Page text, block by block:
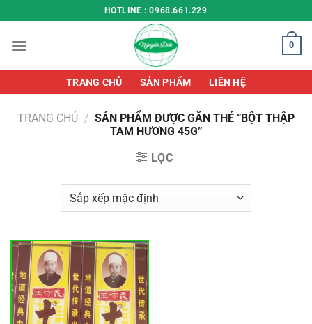
đến
nội
HOTLINE : 0968.661.229
0
TRANG CHỦ SẢN PHẨM LIÊN HỆ
TRANG CHỦ / SẢN PHẨM ĐƯỢC GẮN THẺ “BỘT THẬP
TAM HƯƠNG 45G”
LỌC